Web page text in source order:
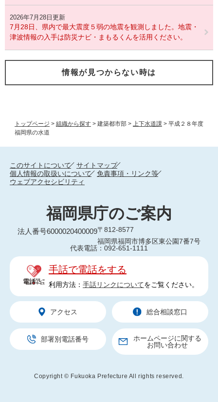
トップページ > 組織から探す > 建築都市部 > 上下水道課 > 平成２８年度
福岡県の水道
2026年7月28日更新
7月28日、県内で最大震度５弱の地震を観測しました。地震・
津波情報の入手は防災ナビ・まもるくんを活用ください。
情報が見つからない時は
このサイトについて
サイトマップ
個人情報の取扱いについて
免責事項・リンク等
ウェブアクセシビリティ
福岡県庁のご案内
法人番号6000020400009〒812-8577
福岡県福岡市博多区東公園7番7号
代表電話：092-651-1111
手話で電話をする
利用方法： 手話リンクについてをご覧ください。
アクセス 総合相談窓口
部署別電話番号
ホームページに関する
お問い合わせ
Copyright © Fukuoka Prefecture All rights reserved.